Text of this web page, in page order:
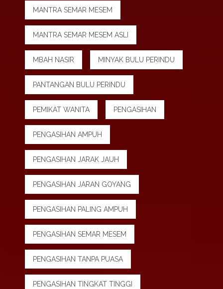
MANTRA SEMAR MESEM
MANTRA SEMAR MESEM ASLI
MBAH NASIR MINYAK BULU PERINDU
PANTANGAN BULU PERINDU
PEMIKAT WANITA PENGASIHAN
PENGASIHAN AMPUH
PENGASIHAN JARAK JAUH
PENGASIHAN JARAN GOYANG
PENGASIHAN PALING AMPUH
PENGASIHAN SEMAR MESEM
PENGASIHAN TANPA PUASA
PENGASIHAN TINGKAT TINGGI